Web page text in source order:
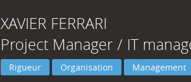
XAVIER FERRARI
Project Manager / IT
Rigueur Organisation Management